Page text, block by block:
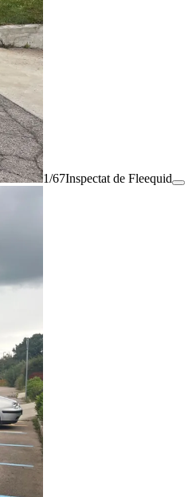
1/67Inspectat de Fleequid